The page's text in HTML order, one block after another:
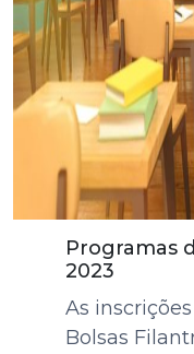
Programas
2023
As
Bolsas